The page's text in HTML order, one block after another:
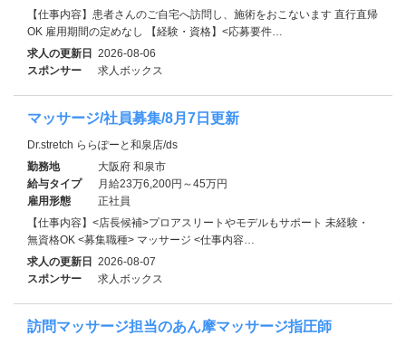
【仕事内容】患者さんのご自宅へ訪問し、施術をおこないます 直行直帰
OK 雇用期間の定めなし 【経験・資格】<応募要件…
求人の更新日 2026-08-06
スポンサー
求人ボックス
マッサージ/社員募集/8月7日更新
Dr.stretch ららぽーと和泉店/ds
勤務地
大阪府 和泉市
給与タイプ
月給23万6,200円～45万円
雇用形態
正社員
【仕事内容】<店長候補>プロアスリートやモデルもサポート 未経験・
無資格OK <募集職種> マッサージ <仕事内容…
求人の更新日 2026-08-07
スポンサー
求人ボックス
訪問マッサージ担当のあん摩マッサージ指圧師